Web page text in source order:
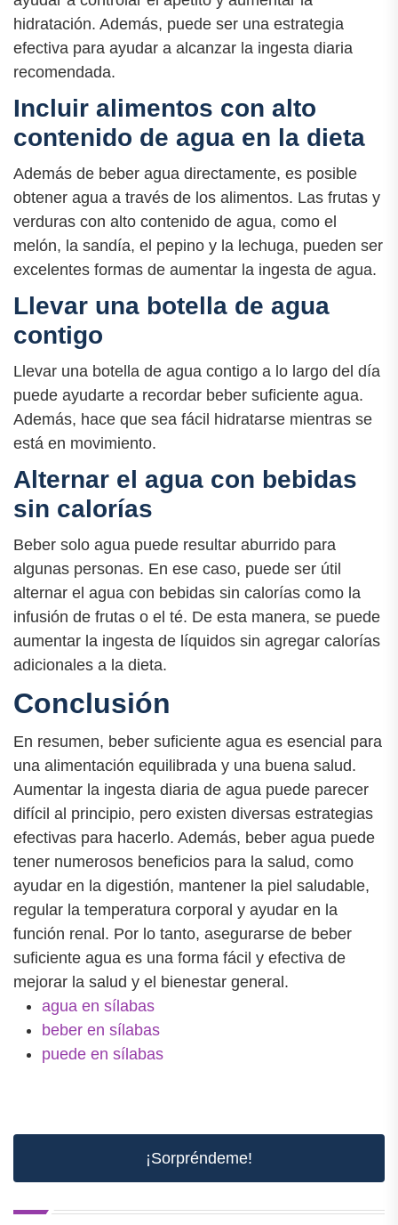
hidratación. Además, puede ser una estrategia
efectiva para ayudar a alcanzar la ingesta diaria
recomendada.
Incluir alimentos con alto
contenido de agua en la dieta
Además de beber agua directamente, es posible
obtener agua a través de los alimentos. Las frutas y
verduras con alto contenido de agua, como el
melón, la sandía, el pepino y la lechuga, pueden ser
excelentes formas de aumentar la ingesta de agua.
Llevar una botella de agua
contigo
Llevar una botella de agua contigo a lo largo del día
puede ayudarte a recordar beber suficiente agua.
Además, hace que sea fácil hidratarse mientras se
está en movimiento.
Alternar el agua con bebidas
sin calorías
Beber solo agua puede resultar aburrido para
algunas personas. En ese caso, puede ser útil
alternar el agua con bebidas sin calorías como la
infusión de frutas o el té. De esta manera, se puede
aumentar la ingesta de líquidos sin agregar calorías
adicionales a la dieta.
Conclusión
En resumen, beber suficiente agua es esencial para
una alimentación equilibrada y una buena salud.
Aumentar la ingesta diaria de agua puede parecer
difícil al principio, pero existen diversas estrategias
efectivas para hacerlo. Además, beber agua puede
tener numerosos beneficios para la salud, como
ayudar en la digestión, mantener la piel saludable,
regular la temperatura corporal y ayudar en la
función renal. Por lo tanto, asegurarse de beber
suficiente agua es una forma fácil y efectiva de
mejorar la salud y el bienestar general.
agua en sílabas
beber en sílabas
puede en sílabas
¡Sorpréndeme!